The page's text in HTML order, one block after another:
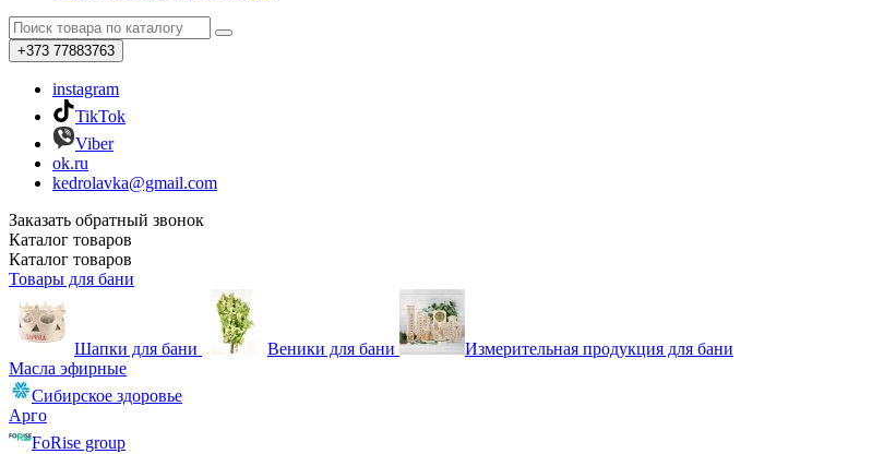
+373 77883763
instagram
TikTok
Viber
ok.ru
kedrolavka@gmail.com
Заказать обратный звонок
Каталог товаров
Каталог товаров
Товары для бани
Шапки для бани Веники для бани
Измерительная продукция для бани
Масла эфирные
Сибирское здоровье
Арго
FoRise group